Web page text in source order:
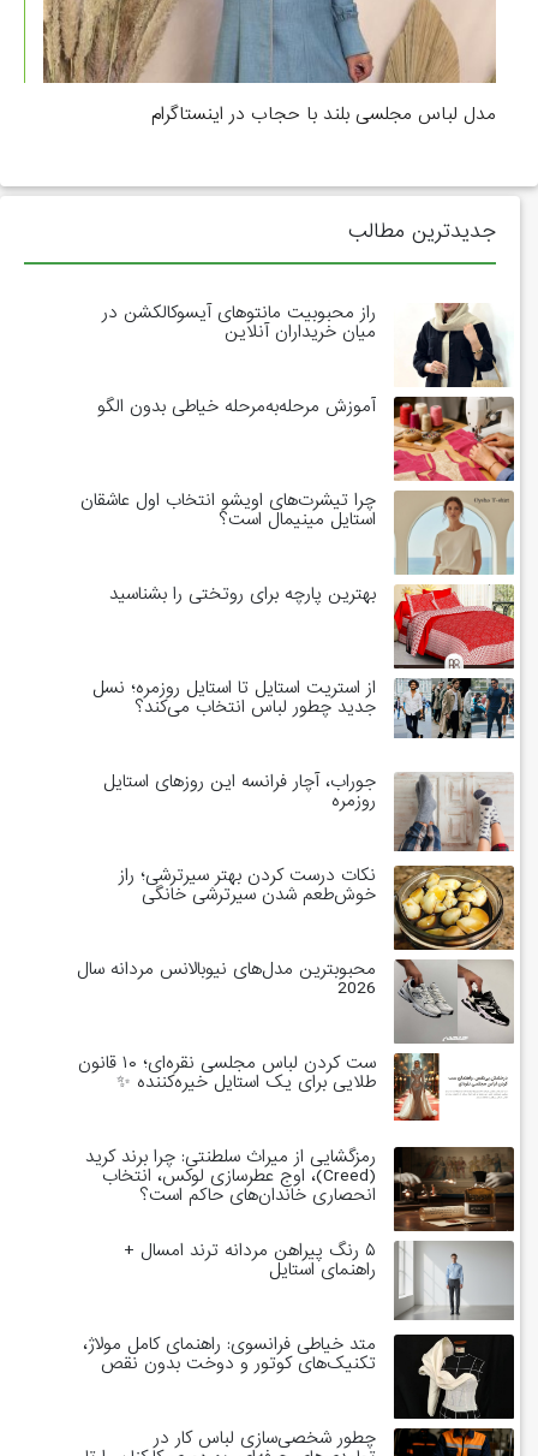
مدل لباس مجلسی بلند با حجاب در اینستاگرام
جدیدترین مطالب
راز محبوبیت مانتوهای آیسوکالکشن در
میان خریداران آنلاین
آموزش مرحله‌به‌مرحله خیاطی بدون الگو
چرا تیشرت‌های اویشو انتخاب اول عاشقان
استایل مینیمال است؟
بهترین پارچه برای روتختی را بشناسید
از استریت استایل تا استایل روزمره؛ نسل
جدید چطور لباس انتخاب می‌کند؟
جوراب، آچار فرانسه این روزهای استایل
روزمره
نکات درست کردن بهتر سیرترشی؛ راز
خوش‌طعم شدن سیرترشی خانگی
محبوبترین مدل‌های نیوبالانس مردانه سال
2026
ست کردن لباس مجلسی نقره‌ای؛ ۱۰ قانون
طلایی برای یک استایل خیره‌کننده ✨
رمزگشایی از میراث سلطنتی: چرا برند کرید
(Creed)، اوج عطرسازی لوکس، انتخاب
انحصاری خاندان‌های حاکم است؟
۵ رنگ پیراهن مردانه ترند امسال +
راهنمای استایل
متد خیاطی فرانسوی: راهنمای کامل مولاژ،
تکنیک‌های کوتور و دوخت بدون نقص
چطور شخصی‌سازی لباس کار در